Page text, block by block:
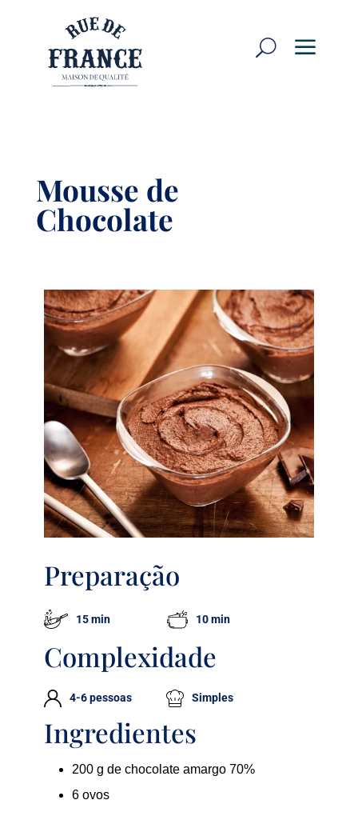
U a
Mousse de
Chocolate
Preparação
15 min 10 min
Complexidade
4-6 pessoas Simples
Ingredientes
200 g de chocolate amargo 70%
6 ovos